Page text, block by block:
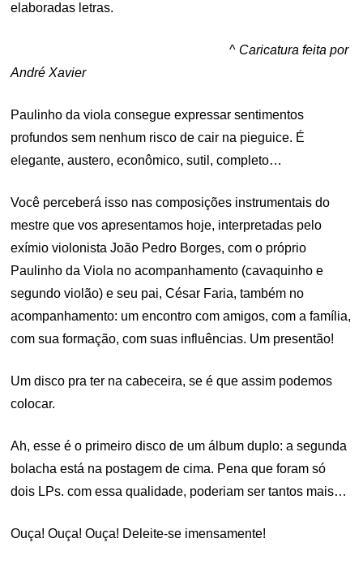
elaboradas letras.
^ Caricatura feita por
André Xavier
Paulinho da viola consegue expressar sentimentos
profundos sem nenhum risco de cair na pieguice. É
elegante, austero, econômico, sutil, completo…
Você perceberá isso nas composições instrumentais do
mestre que vos apresentamos hoje, interpretadas pelo
exímio violonista João Pedro Borges, com o próprio
Paulinho da Viola no acompanhamento (cavaquinho e
segundo violão) e seu pai, César Faria, também no
acompanhamento: um encontro com amigos, com a família,
com sua formação, com suas influências. Um presentão!
Um disco pra ter na cabeceira, se é que assim podemos
colocar.
Ah, esse é o primeiro disco de um álbum duplo: a segunda
bolacha está na postagem de cima. Pena que foram só
dois LPs. com essa qualidade, poderiam ser tantos mais…
Ouça! Ouça! Ouça! Deleite-se imensamente!